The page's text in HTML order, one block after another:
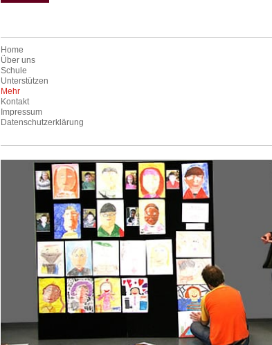
Home
Über uns
Schule
Unterstützen
Mehr
Kontakt
Impressum
Datenschutzerklärung